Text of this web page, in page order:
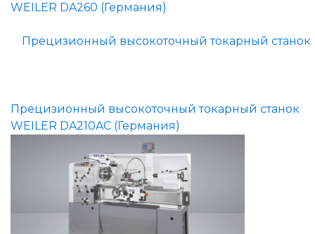
Прецизионный высокоточный токарный станок
WEILER DA210AC (Германия)